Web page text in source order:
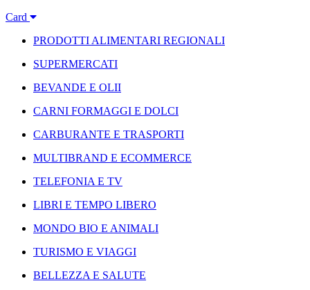
Card
PRODOTTI ALIMENTARI REGIONALI
SUPERMERCATI
BEVANDE E OLII
CARNI FORMAGGI E DOLCI
CARBURANTE E TRASPORTI
MULTIBRAND E ECOMMERCE
TELEFONIA E TV
LIBRI E TEMPO LIBERO
MONDO BIO E ANIMALI
TURISMO E VIAGGI
BELLEZZA E SALUTE